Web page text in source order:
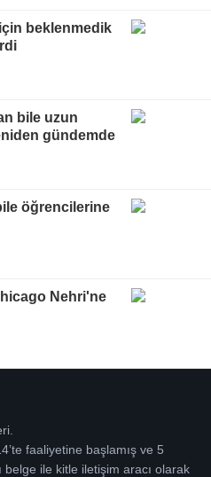
beklenmedik
bile uzun
gündemde
öğrencilerine
Nehri'ne
faaliyetine başlamış ve 5
belge ile kitle iletişim aracı olarak